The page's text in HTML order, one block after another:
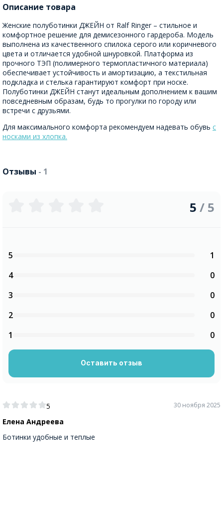
Описание товара
Женские полуботинки ДЖЕЙН от Ralf Ringer – стильное и
комфортное решение для демисезонного гардероба. Модель
выполнена из качественного спилока серого или коричневого
цвета и отличается удобной шнуровкой. Платформа из
прочного ТЭП (полимерного термопластичного материала)
обеспечивает устойчивость и амортизацию, а текстильная
подкладка и стелька гарантируют комфорт при носке.
Полуботинки ДЖЕЙН станут идеальным дополнением к вашим
повседневным образам, будь то прогулки по городу или
встречи с друзьями.
Для максимального комфорта рекомендуем надевать обувь с
носками из хлопка.
Отзывы - 1
5
Елена Андреева
30 ноября 2025
Ботинки удобные и теплые
5 / 5
5
1
4
0
3
0
2
0
1
0
Оставить отзыв